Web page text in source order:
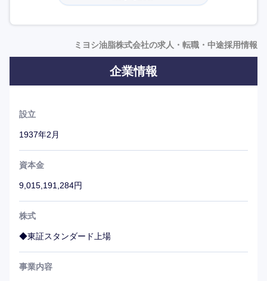
ミヨシ油脂株式会社の求人・転職・中途採用情報
企業情報
設立
1937年2月
資本金
9,015,191,284円
株式
◆東証スタンダード上場
事業内容